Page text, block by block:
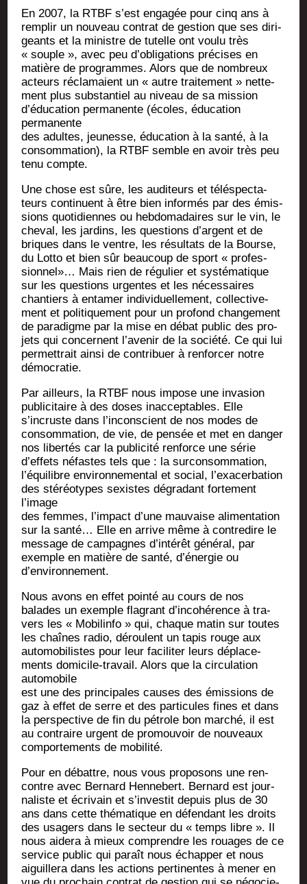
En 2007, la RTBF s’est enga­gée pour cinq ans à
rem­plir un nou­veau contrat de ges­tion que ses diri­
geants et la ministre de tutelle ont vou­lu très
« souple », avec peu d’obligations pré­cises en
matière de pro­grammes. Alors que de nom­breux
acteurs récla­maient un « autre trai­te­ment » net­te­
ment plus sub­stan­tiel au niveau de sa mis­sion
d’éducation per­ma­nente (écoles, édu­ca­tion
permanente
des adultes, jeu­nesse, édu­ca­tion à la san­té, à la
consom­ma­tion), la RTBF semble en avoir très peu
tenu compte.
Une chose est sûre, les audi­teurs et télé­spec­ta­
teurs conti­nuent à être bien infor­més par des émis­
sions quo­ti­diennes ou heb­do­ma­daires sur le vin, le
che­val, les jar­dins, les ques­tions d’argent et de
briques dans le ventre, les résul­tats de la Bourse,
du Lot­to et bien sûr beau­coup de sport « pro­fes­
sion­nel»… Mais rien de régu­lier et sys­té­ma­tique
sur les ques­tions urgentes et les néces­saires
chan­tiers à enta­mer indi­vi­duel­le­ment, col­lec­ti­ve­
ment et poli­ti­que­ment pour un pro­fond changement
de para­digme par la mise en débat public des pro­
jets qui concernent l’avenir de la socié­té. Ce qui lui
per­met­trait ain­si de contri­buer à ren­for­cer notre
démocratie.
Par ailleurs, la RTBF nous impose une inva­sion
publi­ci­taire à des doses inac­cep­tables. Elle
s’incruste dans l’inconscient de nos modes de
consom­ma­tion, de vie, de pen­sée et met en dan­ger
nos liber­tés car la publi­ci­té ren­force une série
d’effets néfastes tels que : la sur­con­som­ma­tion,
l’équilibre envi­ron­ne­men­tal et social, l’exacerbation
des sté­réo­types sexistes dégra­dant for­te­ment
l’image
des femmes, l’impact d’une mau­vaise ali­men­ta­tion
sur la san­té… Elle en arrive même à contre­dire le
mes­sage de cam­pagnes d’intérêt géné­ral, par
exemple en matière de san­té, d’énergie ou
d’environnement.
Nous avons en effet poin­té au cours de nos
balades un exemple fla­grant d’incohérence à tra­
vers les « Mobi­lin­fo » qui, chaque matin sur toutes
les chaînes radio, déroulent un tapis rouge aux
auto­mo­bi­listes pour leur faci­li­ter leurs dépla­ce­
ments domi­cile-tra­vail. Alors que la cir­cu­la­tion
automobile
est une des prin­ci­pales causes des émis­sions de
gaz à effet de serre et des par­ti­cules fines et dans
la pers­pec­tive de fin du pétrole bon mar­ché, il est
au contraire urgent de pro­mou­voir de nou­veaux
com­por­te­ments de mobilité.
Pour en débattre, nous vous pro­po­sons une ren­
contre avec Ber­nard Hen­ne­bert. Ber­nard est jour­
na­liste et écri­vain et s’investit depuis plus de 30
ans dans cette thé­ma­tique en défen­dant les droits
des usa­gers dans le sec­teur du « temps libre ». Il
nous aide­ra à mieux com­prendre les rouages de ce
ser­vice public qui paraît nous échap­per et nous
aiguille­ra dans les actions per­ti­nentes à mener en